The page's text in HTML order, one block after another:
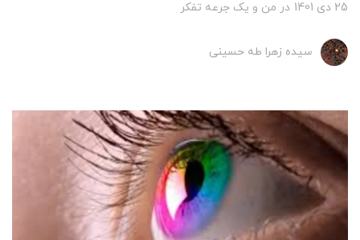
25 دی 1401 در من و یک جرعه تفکر
سیده زهرا طه حسینی